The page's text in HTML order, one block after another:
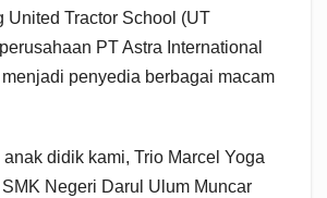
United Tractor School (UT
PT Astra International
penyedia berbagai macam
didik kami, Trio Marcel Yoga
Negeri Darul Ulum Muncar